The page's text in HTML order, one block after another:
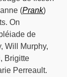
(Prank)
On
de
Will Murphy,
Brigitte
Perreault.